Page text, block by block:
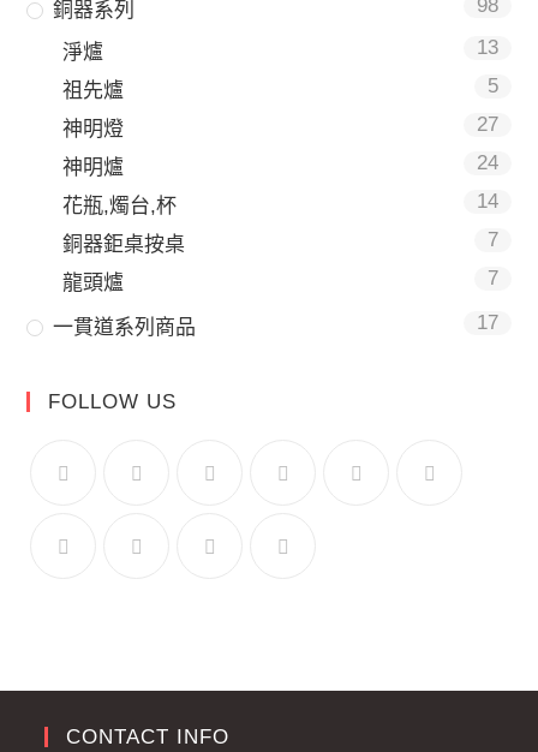
銅器系列 98
淨爐
13
祖先爐
5
神明燈
27
神明爐
24
花瓶,燭台,杯
14
銅器鉅桌按桌
7
龍頭爐
7
一貫道系列商品 17
FOLLOW US
CONTACT INFO